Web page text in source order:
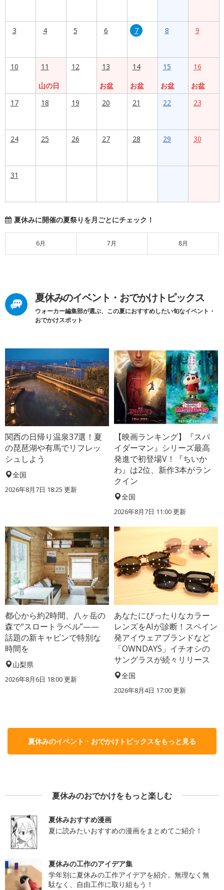
3 4 5 6 7 8 9
10
11
山の日
12
13
お盆
14
お盆
15
お盆
16
お盆
17
18 19 20 21 22 23
24 25 26 27 28 29 30
31
夏休みに開催の夏祭りを月ごとにチェック！
6月 7月 8月
夏休みのイベント・おでかけトピックス
ウォーカー編集部が選ぶ、この夏におすすめしたい旬なイベント・
おでかけスポット
関西の日帰り温泉37選！夏
の琵琶湖や有馬でリフレッ
シュしよう
全国
2026年8月7日 18:25 更新
【映画ランキング】『スパ
イダーマン』シリーズ最高
発進で初登場V！『ちいか
わ』は2位、新作3本がラン
クイン
全国
2026年8月7日 11:00更新
都心から約2時間、八ヶ岳の
森で“スロートラベル”——
話題の新キャビンで特別な
時間を
山梨県
2026年8月6日 18:00更新
あなたにぴったりなカラー
レンズをAIが診断！スペイン
発アイウェアブランドなど
「OWNDAYS」イチオシの
サングラスが続々リリース
全国
2026年8月4日 17:00更新
夏休みのイベント・おでかけトピックスをもっと見る
夏休みのおでかけをもっと楽しむ
夏休みおすすめ漫画
夏に読みたいおすすめの漫画をまとめてご紹介！
夏休みの工作のアイデア集
学年別に夏休みの工作アイデアを紹介。無理なく無
駄なく、自由工作に取り組もう！